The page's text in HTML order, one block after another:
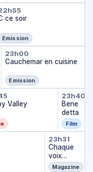
directe
ce soir
ce soir
Emission
Cauchemar en
23h00
Cauchemar en cuisine
Emission
Valley
Valley
23h40
Bene
detta
Film
23h31
Chaque
voix
compte
Magazine